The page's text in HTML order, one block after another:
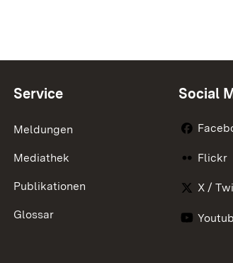
Service
Meldungen
Mediathek
Publikationen
Glossar
Social
Flickr
X /